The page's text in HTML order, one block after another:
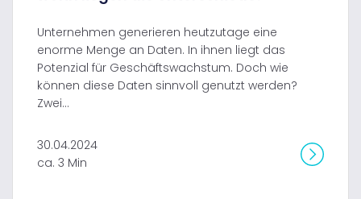
Unternehmen generieren heutzutage eine
enorme Menge an Daten. In ihnen liegt das
Potenzial für Geschäftswachstum. Doch wie
können diese Daten sinnvoll genutzt werden?
Zwei...
30.04.2024
ca. 3 Min